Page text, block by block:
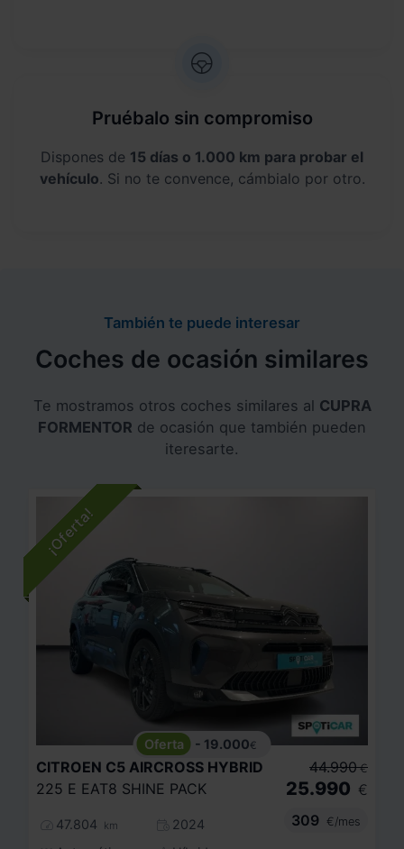
Pruébalo sin compromiso
Dispones de 15 días o 1.000 km para probar el
vehículo. Si no te convence, cámbialo por otro.
También te puede interesar
Coches de ocasión similares
Te mostramos otros coches similares al CUPRA
FORMENTOR de ocasión que también pueden
iteresarte.
- 19.000€
CITROEN C5 AIRCROSS HYBRID
225 E EAT8 SHINE PACK
47.804 km
2024
44.990 €
25.990 €
309
€/mes